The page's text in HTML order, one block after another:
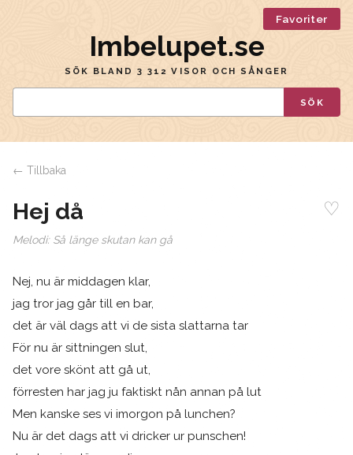
Favoriter
Imbelupet.se
SÖK BLAND 3 312 VISOR OCH SÅNGER
SÖK
← Tillbaka
Hej då ♡
Melodi: Så länge skutan kan gå
Nej, nu är middagen klar,
jag tror jag går till en bar,
det är väl dags att vi de sista slattarna tar
För nu är sittningen slut,
det vore skönt att gå ut,
förresten har jag ju faktiskt nån annan på lut
Men kanske ses vi imorgon på lunchen?
Nu är det dags att vi dricker ur punschen!